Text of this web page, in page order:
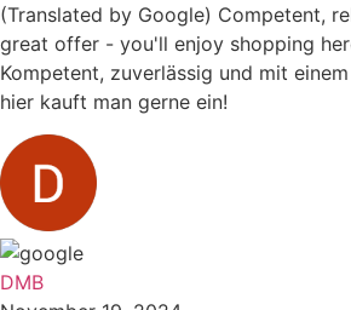
(Translated by Google) Competent,
great offer - you'll enjoy shopping
Kompetent, zuverlässig und mit
hier kauft man gerne ein!
DMB